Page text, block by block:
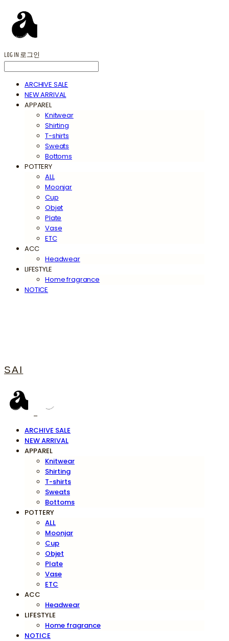
LOG IN 로그인
ARCHIVE SALE
NEW ARRIVAL
APPAREL
Knitwear
Shirting
T-shirts
Sweats
Bottoms
POTTERY
ALL
Moonjar
Cup
Objet
Plate
Vase
ETC
ACC
Headwear
LIFESTYLE
Home fragrance
NOTICE
SAI
ARCHIVE SALE
NEW ARRIVAL
APPAREL
Knitwear
Shirting
T-shirts
Sweats
Bottoms
POTTERY
ALL
Moonjar
Cup
Objet
Plate
Vase
ETC
ACC
Headwear
LIFESTYLE
Home fragrance
NOTICE